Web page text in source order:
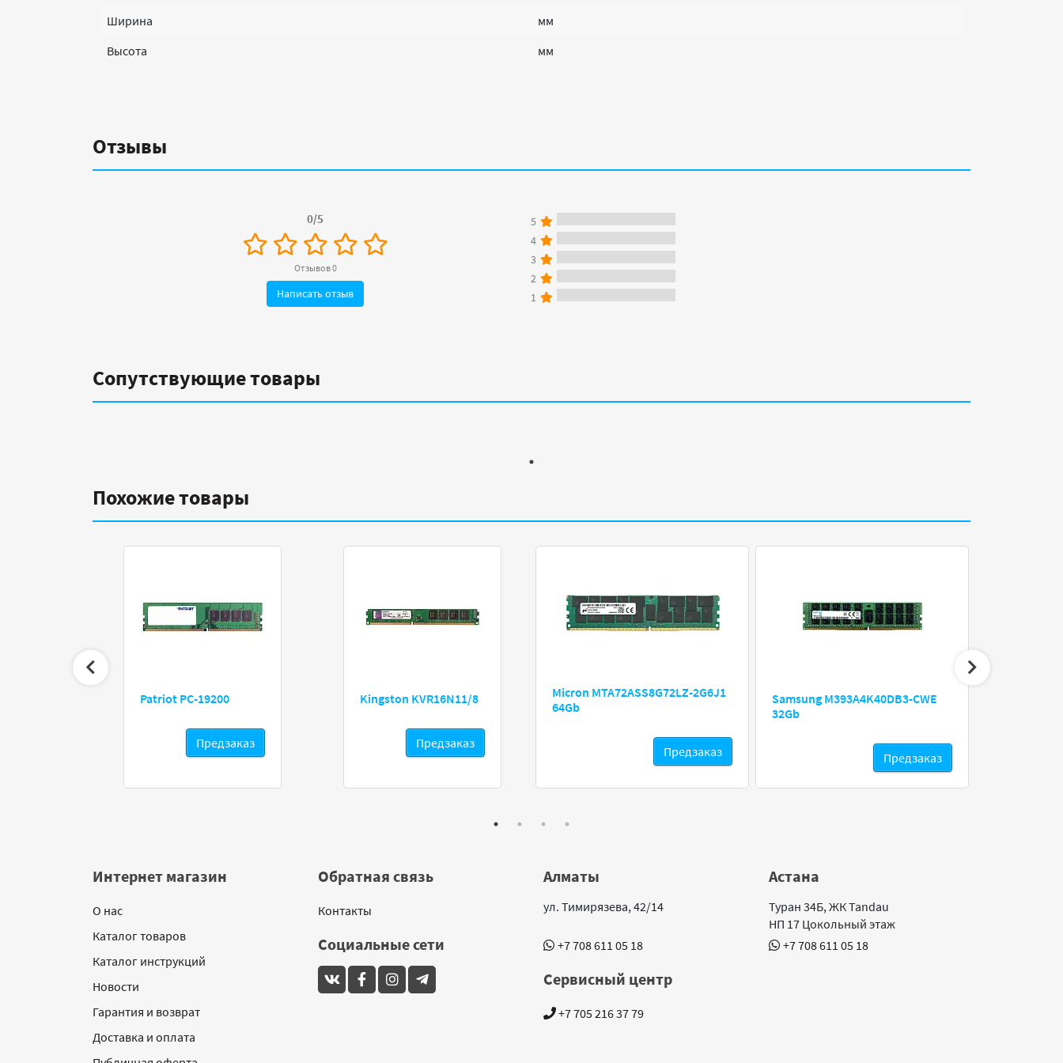
Ширина
мм
Высота
мм
Отзывы
0/5
Отзывов 0
Написать отзыв
5
4
3
2
1
Сопутствующие товары
Похожие товары
Patriot PC-19200
Предзаказ
Kingston KVR16N11/8
Предзаказ
Micron MTA72ASS8G72LZ-2G6J1
64Gb
Предзаказ
Samsung M393A4K40DB3-CWE
32Gb
Предзаказ
Интернет магазин
О нас
Каталог товаров
Каталог инструкций
Новости
Гарантия и возврат
Доставка и оплата
Обратная связь
Контакты
Социальные сети
Алматы
ул. Тимирязева, 42/14
+7 708 611 05 18
Астана
Туран 34Б, ЖК Tandau
НП 17 Цокольный этаж
+7 708 611 05 18
Сервисный центр
+7 705 216 37 79